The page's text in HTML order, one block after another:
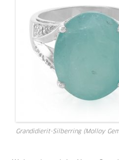
Grandidierit-Silberring (Molloy